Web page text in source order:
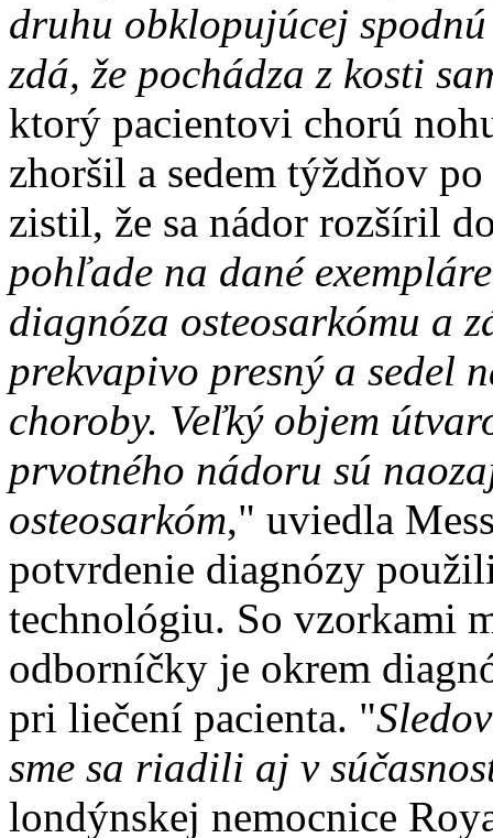
druhu obklopujúcej
zdá, že pochádza z kosti
ktorý pacientovi chorú
zhoršil a sedem týždňov
zistil, že sa nádor rozšíril
pohľade na dané
diagnóza osteosarkómu a
prekvapivo presný a sedel
choroby. Veľký objem
prvotného nádoru sú
osteosarkóm," uviedla
potvrdenie diagnózy
technológiu. So vzorkami
odborníčky je okrem
pri liečení pacienta. "
sme sa riadili aj v
londýnskej nemocnice